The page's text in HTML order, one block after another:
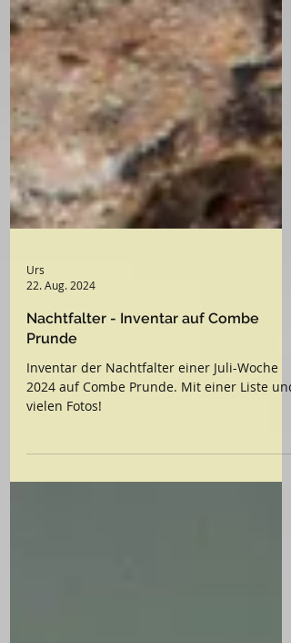
Urs
22. Aug. 2024
Nachtfalter - Inventar auf Combe
Prunde
vielen Fotos!